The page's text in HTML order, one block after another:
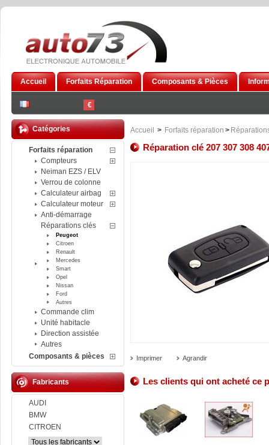
€
Accueil Forfaits Réparation Composants & Pièces
Catégories
Forfaits réparation
Compteurs
Neiman EZS / ELV
Verrou de colonne
Calculateur airbag
Calculateur moteur
Anti-démarrage
Réparations clés
Peugeot
Citroen
Renault
Mercedes
Smart
Opel
Nissan
Ford
Autres
Commande clim
Unité habitacle
Direction assistée
Autres
Composants & pièces
Fabricants
AUDI
BMW
CITROEN
Accueil > Forfaits réparation >
Réparation clé 207 307 308
Imprimer Agrandir
Les clients qui ont acheté ce